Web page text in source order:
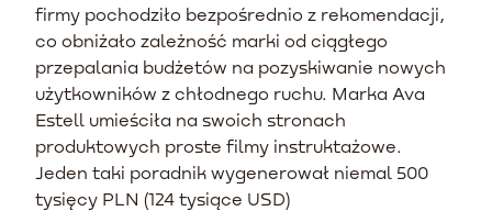
firmy pochodziło bezpośrednio z rekomendacji,
co obniżało zależność marki od ciągłego
przepalania budżetów na pozyskiwanie nowych
użytkowników z chłodnego ruchu. Marka Ava
Estell umieściła na swoich stronach
produktowych proste filmy instruktażowe.
Jeden taki poradnik wygenerował niemal 500
tysięcy PLN (124 tysiące USD)